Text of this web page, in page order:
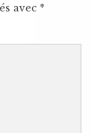
avec *